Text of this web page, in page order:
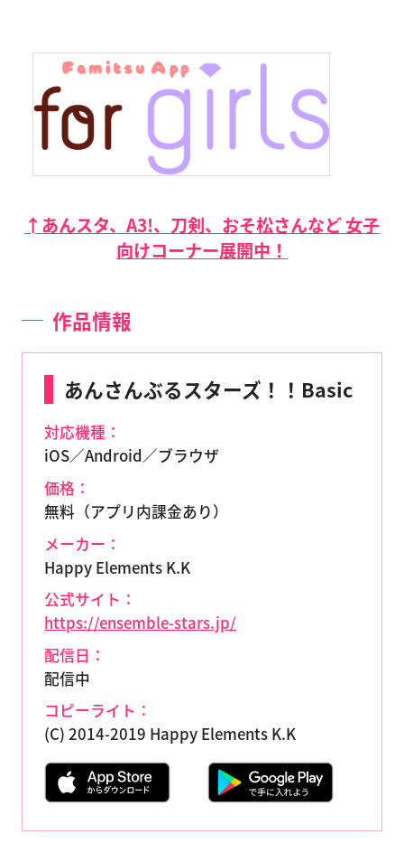
↑あんスタ、A3!、刀剣、おそ松さんなど 女子
向けコーナー展開中！
作品情報
あんさんぶるスターズ！！Basic
対応機種：
iOS／Android／ブラウザ
価格：
無料（アプリ内課金あり）
メーカー：
Happy Elements K.K
公式サイト：
https://ensemble-stars.jp/
配信日：
配信中
コピーライト：
(C) 2014-2019 Happy Elements K.K